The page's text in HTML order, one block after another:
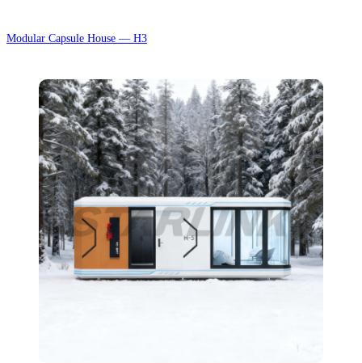
Modular Capsule House — H3